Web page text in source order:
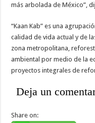
más arbolada de México”,
“Kaan Kab” es una
calidad de vida actual y de
zona metropolitana,
ambiental por medio de la
proyectos integrales de
Deja un
Share on: